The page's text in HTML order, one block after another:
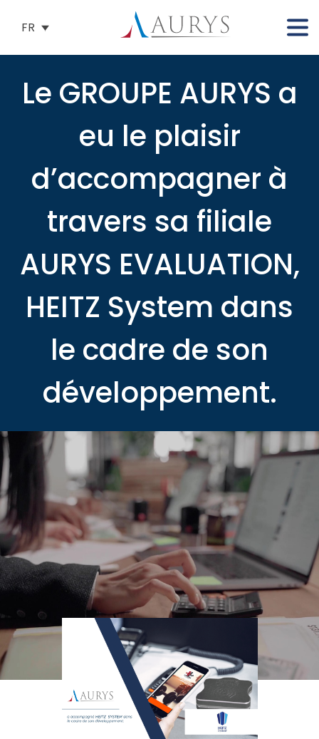
FR
Le GROUPE AURYS a
eu le plaisir
d’accompagner à
travers sa filiale
AURYS EVALUATION,
HEITZ System dans
le cadre de son
développement.